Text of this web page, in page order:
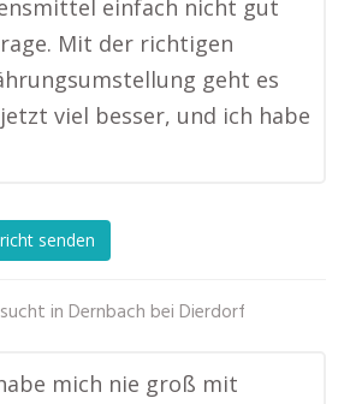
einfach nicht gut
Mit der richtigen
geht es
viel besser, und ich habe
senden
sucht in Dernbach bei Dierdorf
mich nie groß mit